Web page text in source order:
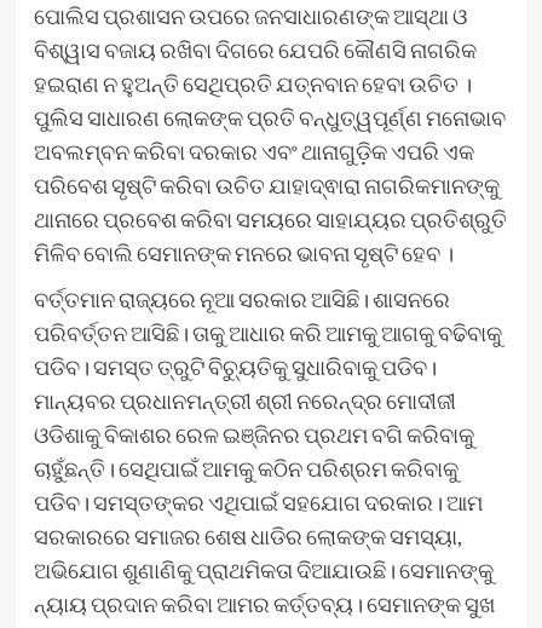
ପୋଲିସ ପ୍ରଶାସନ ଉପରେ ଜନସାଧାରଣଙ୍କ ଆସ୍ଥା ଓ
ବିଶ୍ୱାସ ବଜାୟ ରଖିବା ଦିଗରେ ଯେପରି କୌଣସି ନାଗରିକ
ହଇରାଣ ନ ହୁଅନ୍ତି ସେଥିପ୍ରତି ଯତ୍ନବାନ ହେବା ଉଚିତ ।
ପୁଲିସ ସାଧାରଣ ଲୋକଙ୍କ ପ୍ରତି ବନ୍ଧୁତ୍ୱପୂର୍ଣ୍ଣ ମନୋଭାବ
ଅବଲମ୍ବନ କରିବା ଦରକାର ଏବଂ ଥାନାଗୁଡ଼ିକ ଏପରି ଏକ
ପରିବେଶ ସୃଷ୍ଟି କରିବା ଉଚିତ ଯାହାଦ୍ଵାରା ନାଗରିକମାନଙ୍କୁ
ଥାନାରେ ପ୍ରବେଶ କରିବା ସମୟରେ ସାହାଯ୍ୟର ପ୍ରତିଶ୍ରୁତି
ମିଳିବ ବୋଲି ସେମାନଙ୍କ ମନରେ ଭାବନା ସୃଷ୍ଟି ହେବ ।
ବର୍ତ୍ତମାନ ରାଜ୍ୟରେ ନୂଆ ସରକାର ଆସିଛି। ଶାସନରେ
ପରିବର୍ତ୍ତନ ଆସିଛି। ତାକୁ ଆଧାର କରି ଆମକୁ ଆଗକୁ ବଢିବାକୁ
ପଡିବ। ସମସ୍ତ ତ୍ରୁଟି ବିଚ୍ୟୁତିକୁ ସୁଧାରିବାକୁ ପଡିବ।
ମାନ୍ୟବର ପ୍ରଧାନମନ୍ତ୍ରୀ ଶ୍ରୀ ନରେନ୍ଦ୍ର ମୋଦୀଜୀ
ଓଡିଶାକୁ ବିକାଶର ରେଳ ଇଞ୍ଜିନର ପ୍ରଥମ ବଗି କରିବାକୁ
ଚାହୁଁଛନ୍ତି। ସେଥିପାଇଁ ଆମକୁ କଠିନ ପରିଶ୍ରମ କରିବାକୁ
ପଡିବ। ସମସ୍ତଙ୍କର ଏଥିପାଇଁ ସହଯୋଗ ଦରକାର। ଆମ
ସରକାରରେ ସମାଜର ଶେଷ ଧାଡିର ଲୋକଙ୍କ ସମସ୍ୟା,
ଅଭିଯୋଗ ଶୁଣାଣିକୁ ପ୍ରାଥମିକତା ଦିଆଯାଉଛି। ସେମାନଙ୍କୁ
ନ୍ୟାୟ ପ୍ରଦାନ କରିବା ଆମର କର୍ତ୍ତବ୍ୟ। ସେମାନଙ୍କ ସୁଖ